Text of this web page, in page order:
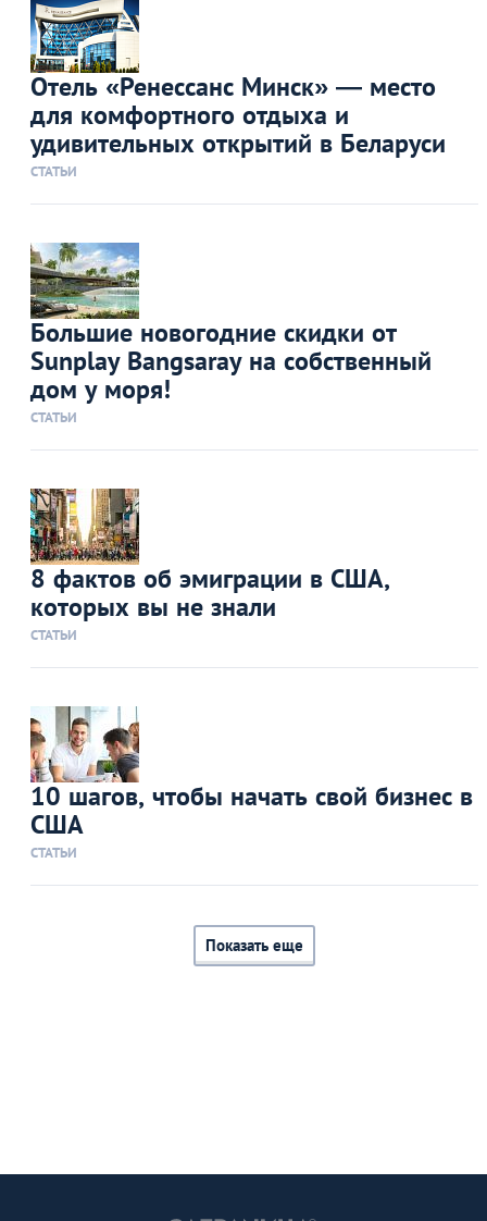
Отель «Ренессанс Минск» — место
для комфортного отдыха и
удивительных открытий в Беларуси
СТАТЬИ
Большие новогодние скидки от
Sunplay Bangsaray на собственный
дом у моря!
СТАТЬИ
8 фактов об эмиграции в США,
которых вы не знали
СТАТЬИ
10 шагов, чтобы начать свой бизнес в
США
СТАТЬИ
Показать еще